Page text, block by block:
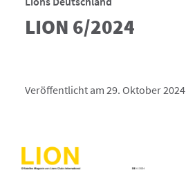
LION 6/2024
Veröffentlicht am 29. Oktober 2024